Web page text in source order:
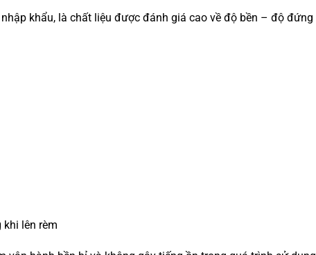
nhập khẩu, là chất liệu được đánh giá cao về độ bền – độ
lên rèm